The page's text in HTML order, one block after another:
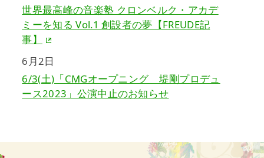
世界最高峰の音楽塾 クロンベルク・アカデ
ミーを知る Vol.1 創設者の夢【FREUDE記
事】
6月2日
6/3(土)「CMGオープニング 堤剛プロデュ
ース2023」公演中止のお知らせ
カデミー第7期フェロー（受講生）メッセー